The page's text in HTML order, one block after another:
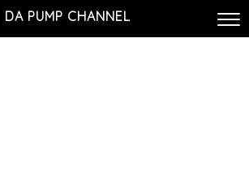
DA PUMP CHANNEL